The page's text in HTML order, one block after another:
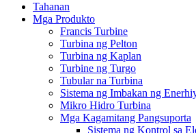
Tahanan
Mga Produkto
Francis Turbine
Turbina ng Pelton
Turbina ng Kaplan
Turbine ng Turgo
Tubular na Turbina
Sistema ng Imbakan ng
Mikro Hidro Turbina
Mga Kagamitang Pangsuporta
Sistema ng Kontrol sa